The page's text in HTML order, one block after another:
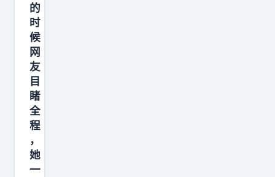
会
被
发
现
。
的
时
候
网
友
目
睹
全
程
，
她
一